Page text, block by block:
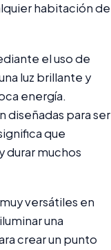
habitación de
el uso de
luz brillante y
energía.
diseñadas para ser
que
durar muchos
versátiles en
una
crear un punto